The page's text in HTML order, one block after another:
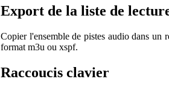
Export de la liste de
Copier l'ensemble de pistes audio dans un
format m3u ou xspf.
Raccoucis clavier